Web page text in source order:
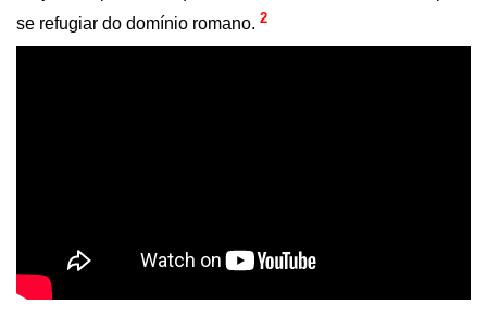
se refugiar do domínio romano. 2